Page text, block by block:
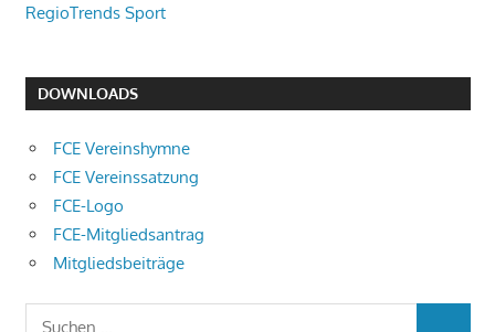
RegioTrends Sport
DOWNLOADS
FCE Vereinshymne
FCE Vereinssatzung
FCE-Logo
FCE-Mitgliedsantrag
Mitgliedsbeiträge
Suchen